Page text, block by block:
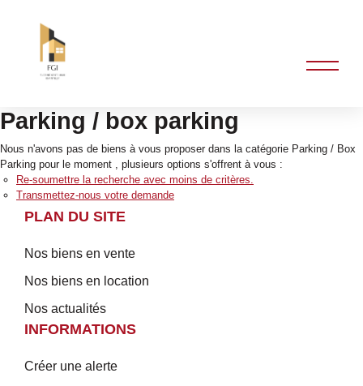
Parking / box parking
Nous n'avons pas de biens à vous proposer dans la catégorie Parking / Box
Parking pour le moment , plusieurs options s'offrent à vous :
Re-soumettre la recherche avec moins de critères.
Transmettez-nous votre demande
PLAN DU SITE
Nos biens en vente
Nos biens en location
Nos actualités
INFORMATIONS
Créer une alerte